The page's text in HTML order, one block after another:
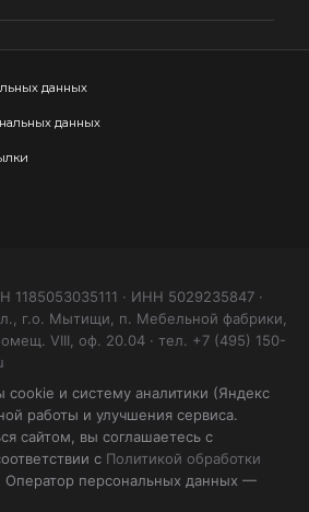
данных
данных
· ИНН 5029235847 ·
г.о. Мытищи, п. Мебельной фабрики,
VIII, оф. 20.04 · тел. +7 (495) 150-
cookie и систему аналитики (Яндекс
работы и улучшения сервиса.
сайтом, вы соглашаетесь с
с Политикой обработки
Оператор персональных данных —